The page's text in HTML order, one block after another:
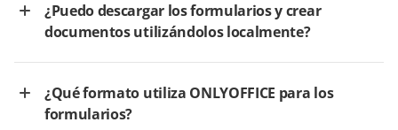
¿Puedo descargar los formularios y crear
documentos utilizándolos localmente?
¿Qué formato utiliza ONLYOFFICE para los
formularios?